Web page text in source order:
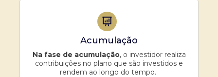
Acumulação
Na fase de acumulação, o investidor realiza
contribuições no plano que são investidos e
rendem ao longo do tempo.